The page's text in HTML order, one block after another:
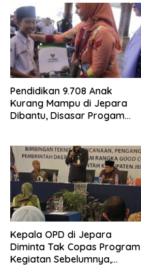
Pendidikan 9.708 Anak
Kurang Mampu di Jepara
Dibantu, Disasar Progam
Kepala OPD di Jepara
Diminta Tak Copas Program
Kegiatan Sebelumnya,